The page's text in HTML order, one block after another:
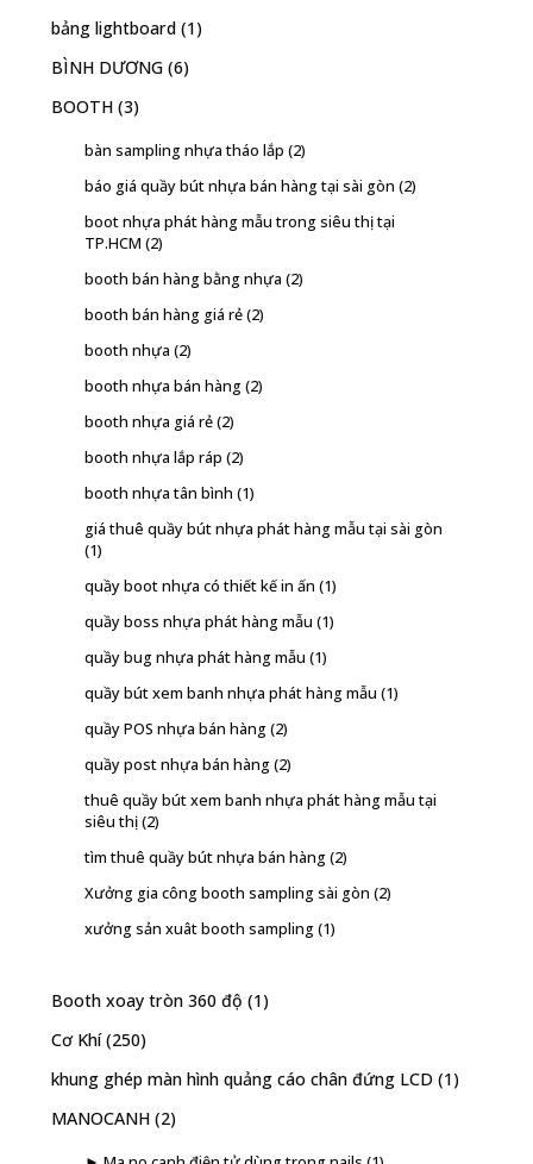
bảng lightboard (1)
BÌNH DƯƠNG (6)
BOOTH (3)
bàn sampling nhựa tháo lắp (2)
báo giá quầy bút nhựa bán hàng tại sài gòn (2)
boot nhựa phát hàng mẫu trong siêu thị tại
TP.HCM (2)
booth bán hàng bằng nhựa (2)
booth bán hàng giá rẻ(2)
booth nhựa (2)
booth nhựa bán hàng(2)
booth nhựa giá rẻ(2)
booth nhựa lắp ráp (2)
booth nhựa tân bình (1)
giá thuê quầy bút nhựa phát hàng mẫu tại sài gòn
(1)
quầy boot nhựa có thiết kế in ấn (1)
quầy boss nhựa phát hàng mẫu (1)
quầy bug nhựa phát hàng mẫu (1)
quầy bút xem banh nhựa phát hàng mẫu (1)
quầy POS nhựa bán hàng(2)
quầy post nhựa bán hàng(2)
thuê quầy bút xem banh nhựa phát hàng mẫu tại
siêu thị(2)
tìm thuê quầy bút nhựa bán hàng(2)
Xưởng gia công booth sampling sài gòn (2)
xưởng sản xuât booth sampling(1)
Booth xoay tròn 360 độ (1)
Cơ Khí (250)
khung ghép màn hình quảng cáo chân đứng LCD (1)
MANOCANH (2)